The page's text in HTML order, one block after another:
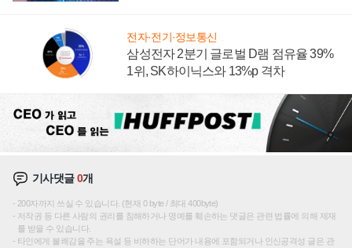
전자·전기·정보통신
삼성전자 2분기 글로벌 D램 점유율 39%
1위, SK하이닉스와 13%p 격차
기사댓글0개
200자까지 쓰실 수 있습니다. (현재 0 byte / 최대 400byte)
저작권 등 다른 사람의 권리를 침해하거나 명예를 훼손하는 댓글은 관련 법률에 의해 제재
를 받을 수 있습니다.
타인에게 불쾌감을 주는 욕설 등 비하하는 단어가 내용에 포함되거나 인신공격성 글은 관